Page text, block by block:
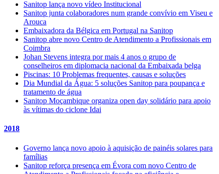
Sanitop lança novo vídeo Institucional
Sanitop junta colaboradores num grande convívio em Viseu e
Arouca
Embaixadora da Bélgica em Portugal na Sanitop
Sanitop abre novo Centro de Atendimento a Profissionais em
Coimbra
Johan Stevens integra por mais 4 anos o grupo de
conselheiros em diplomacia nacional da Embaixada belga
Piscinas: 10 Problemas frequentes, causas e soluções
Dia Mundial da Água: 5 soluções Sanitop para poupança e
tratamento de água
Sanitop Moçambique organiza open day solidário para apoio
às vítimas do ciclone Idai
2018
Governo lança novo apoio à aquisição de painéis solares para
famílias
Sanitop reforça presença em Évora com novo Centro de